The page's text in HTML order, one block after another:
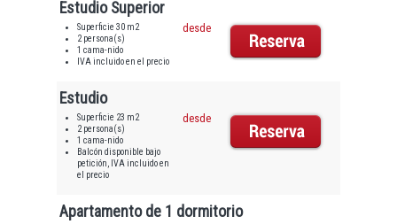
Estudio Superior
Superficie 30 m2
2 persona(s)
1 cama-nido
IVA incluido en el precio
desde
Estudio
Superficie 23 m2
2 persona(s)
1 cama-nido
Balcón disponible bajo
petición, IVA incluido en
el precio
desde
Apartamento de 1 dormitorio